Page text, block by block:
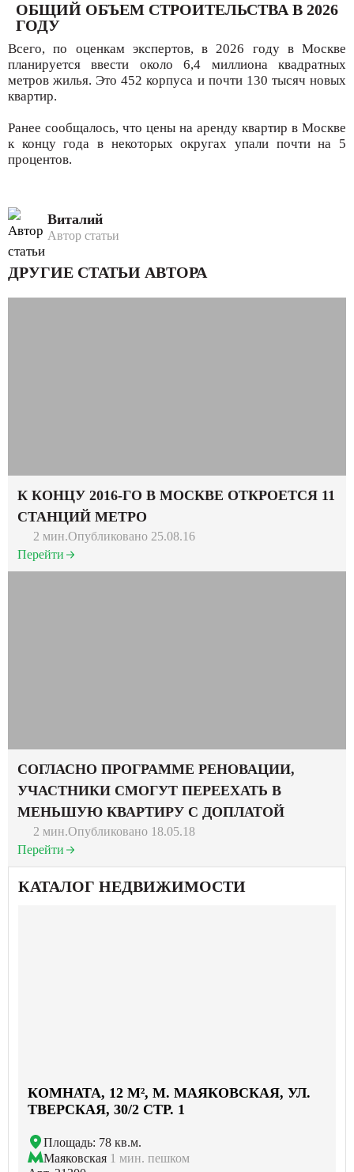
ОБЩИЙ ОБЪЕМ СТРОИТЕЛЬСТВА В 2026
ГОДУ
Всего, по оценкам экспертов, в 2026 году в Москве
планируется ввести около 6,4 миллиона квадратных
метров жилья. Это 452 корпуса и почти 130 тысяч новых
квартир.
Ранее сообщалось, что цены на аренду квартир в Москве
к концу года в некоторых округах упали почти на 5
процентов.
Виталий
Автор статьи
ДРУГИЕ СТАТЬИ АВТОРА
К КОНЦУ 2016-ГО В МОСКВЕ ОТКРОЕТСЯ 11
СТАНЦИЙ МЕТРО
2 мин.Опубликовано 25.08.16
Перейти
СОГЛАСНО ПРОГРАММЕ РЕНОВАЦИИ,
УЧАСТНИКИ СМОГУТ ПЕРЕЕХАТЬ В
МЕНЬШУЮ КВАРТИРУ С ДОПЛАТОЙ
2 мин.Опубликовано 18.05.18
Перейти
КАТАЛОГ НЕДВИЖИМОСТИ
КОМНАТА, 12 М², М. МАЯКОВСКАЯ, УЛ.
ТВЕРСКАЯ, 30/2 СТР. 1
Площадь: 78 кв.м.
Маяковская 1 мин. пешком